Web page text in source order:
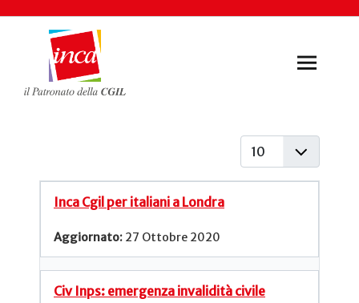
Visualizza #
Inca Cgil per italiani a Londra
27 Ottobre 2020
Civ Inps: emergenza invalidità civile